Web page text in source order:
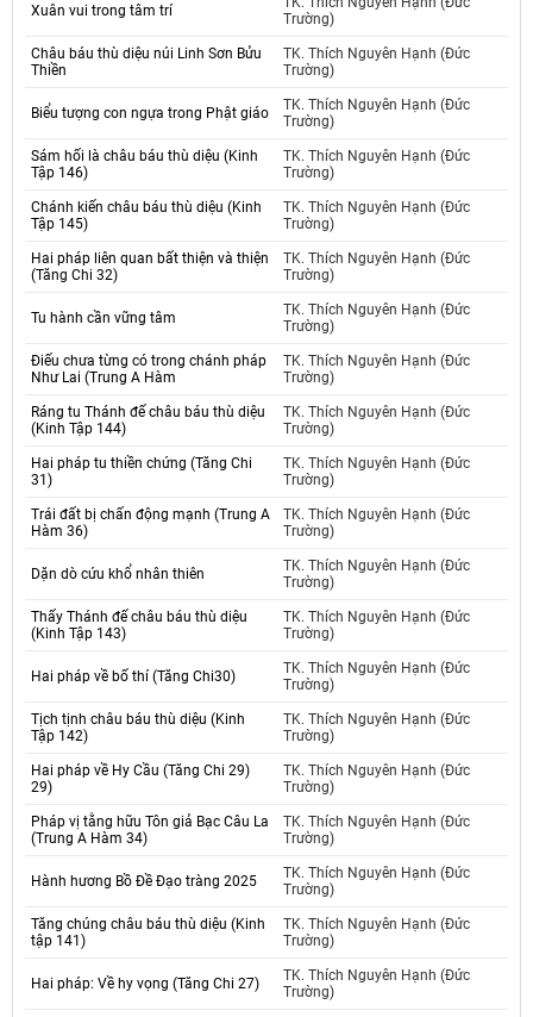
Xuân vui trong tâm trí
Trường)
Châu báu thù diệu núi Linh Sơn Bửu
Thiền
TK. Thích Nguyên Hạnh (Đức
Trường)
Biểu tượng con ngựa trong Phật giáo
TK. Thích Nguyên Hạnh (Đức
Trường)
Sám hối là châu báu thù diệu (Kinh
Tập 146)
TK. Thích Nguyên Hạnh (Đức
Trường)
Chánh kiến châu báu thù diệu (Kinh
Tập 145)
TK. Thích Nguyên Hạnh (Đức
Trường)
Hai pháp liên quan bất thiện và thiện
(Tăng Chi 32)
TK. Thích Nguyên Hạnh (Đức
Trường)
Tu hành cần vững tâm
TK. Thích Nguyên Hạnh (Đức
Trường)
Điếu chưa từng có trong chánh pháp
Như Lai (Trung A Hàm
TK. Thích Nguyên Hạnh (Đức
Trường)
Ráng tu Thánh đế châu báu thù diệu
(Kinh Tập 144)
TK. Thích Nguyên Hạnh (Đức
Trường)
Hai pháp tu thiền chứng (Tăng Chi
31)
TK. Thích Nguyên Hạnh (Đức
Trường)
Trái đất bị chấn động mạnh (Trung A
Hàm 36)
TK. Thích Nguyên Hạnh (Đức
Trường)
Dặn dò cứu khổ nhân thiên
TK. Thích Nguyên Hạnh (Đức
Trường)
Thấy Thánh đế châu báu thù diệu
(Kinh Tập 143)
TK. Thích Nguyên Hạnh (Đức
Trường)
Hai pháp về bố thí (Tăng Chi30)
TK. Thích Nguyên Hạnh (Đức
Trường)
Tịch tịnh châu báu thù diệu (Kinh
Tập 142)
TK. Thích Nguyên Hạnh (Đức
Trường)
Hai pháp về Hy Cầu (Tăng Chi 29)
29)
TK. Thích Nguyên Hạnh (Đức
Trường)
Pháp vị tằng hữu Tôn giả Bạc Câu La
(Trung A Hàm 34)
TK. Thích Nguyên Hạnh (Đức
Trường)
Hành hương Bồ Đề Đạo tràng 2025
TK. Thích Nguyên Hạnh (Đức
Trường)
Tăng chúng châu báu thù diệu (Kinh
tập 141)
TK. Thích Nguyên Hạnh (Đức
Trường)
Hai pháp: Về hy vọng (Tăng Chi 27)
TK. Thích Nguyên Hạnh (Đức
Trường)